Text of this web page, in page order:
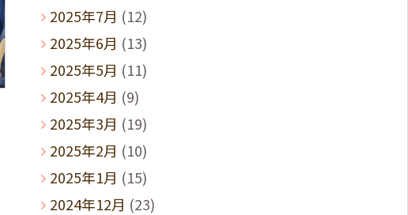
2025年7月 (12)
2025年6月 (13)
2025年5月 (11)
2025年4月 (9)
2025年3月 (19)
2025年2月 (10)
2025年1月 (15)
2024年12月 (23)